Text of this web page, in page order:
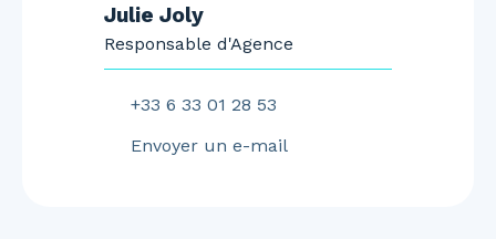
Julie Joly
Responsable d'Agence
+33 6 33 01 28 53
Envoyer un e-mail